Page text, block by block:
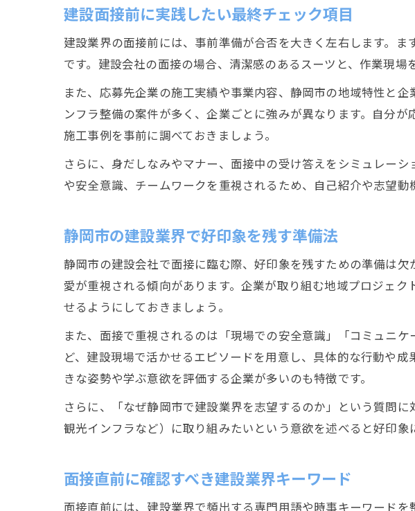
建設面接前に実践したい最終チェック項目
建設業界の面接前には、事前準備が合否を大きく左右します。
です。建設会社の面接の場合、清潔感のあるスーツと、作業現
また、応募先企業の施工実績や事業内容、静岡市の地域特性と
ンフラ整備の案件が多く、企業ごとに強みが異なります。自分
施工事例を事前に調べておきましょう。
さらに、身だしなみやマナー、面接中の受け答えをシミュレー
や安全意識、チームワークを重視されるため、自己紹介や志望
静岡市の建設業界で好印象を残す準備法
静岡市の建設会社で面接に臨む際、好印象を残すための準備は
愛が重視される傾向があります。企業が取り組む地域プロジェ
せるようにしておきましょう。
また、面接で重視されるのは「現場での安全意識」「コミュニ
ど、建設現場で活かせるエピソードを用意し、具体的な行動や
きな姿勢や学ぶ意欲を評価する企業が多いのも特徴です。
さらに、「なぜ静岡市で建設業界を志望するのか」という質問
観光インフラなど）に取り組みたいという意欲を述べると好印象
面接直前に確認すべき建設業界キーワード
面接直前には、建設業界で頻出する専門用語や時事キーワード